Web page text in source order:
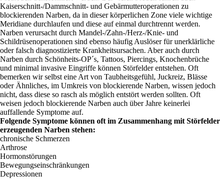
Kaiserschnitt-/Dammschnitt- und Gebärmutteroperationen zu
blockierenden Narben, da in dieser körperlichen Zone viele wichtige
Meridiane durchlaufen und diese auf einmal durchtrennt werden.
Narben verursacht durch Mandel-/Zahn-/Herz-/Knie- und
Schildrüsenoperationen sind ebenso häufig Auslöser für unerklärliche
oder falsch diagnostizierte Krankheitsursachen. Aber auch durch
Narben durch Schönheits-OP´s, Tattoos, Piercings, Knochenbrüche
und minimal invasive Eingriffe können Störfelder entstehen. Oft
bemerken wir selbst eine Art von Taubheitsgefühl, Juckreiz, Blässe
oder Ähnliches, im Umkreis von blockierende Narben, wissen jedoch
nicht, dass diese so rasch als möglich entstört werden sollten. Oft
weisen jedoch blockierende Narben auch über Jahre keinerlei
auffallende Symptome auf.
Folgende Symptome können oft im Zusammenhang mit Störfelder
erzeugenden Narben stehen:
chronische Schmerzen
Arthrose
Hormonstörungen
Bewegungseinschränkungen
Depressionen